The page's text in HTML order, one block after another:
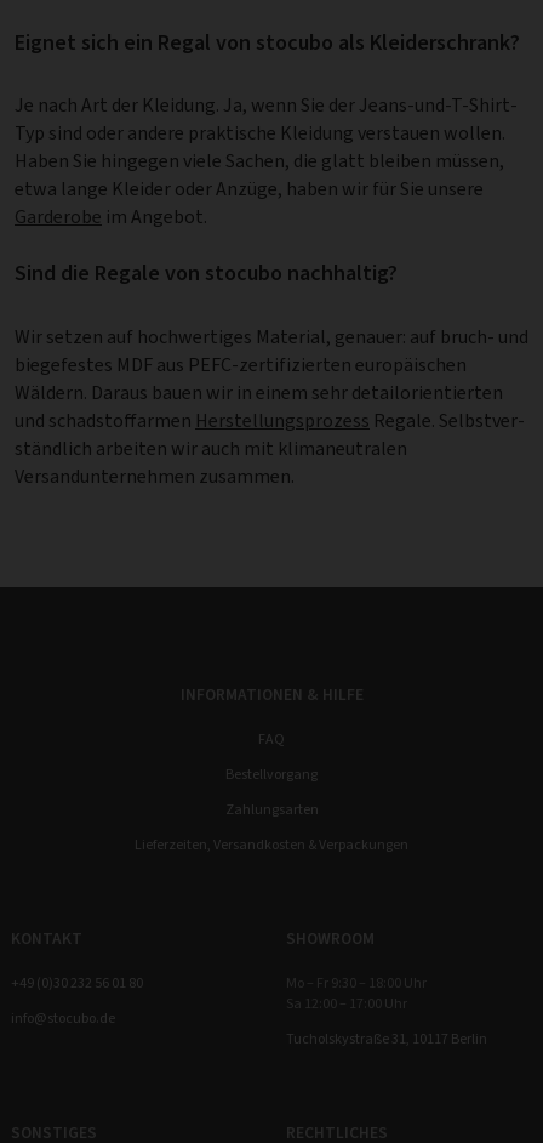
Eignet sich ein Regal von stocubo als Kleiderschrank?
Je nach Art der Kleidung. Ja, wenn Sie der Jeans-und-T-Shirt-
Typ sind oder andere praktische Kleidung verstauen wollen.
Haben Sie hingegen viele Sachen, die glatt bleiben müssen,
etwa lange Kleider oder Anzüge, haben wir für Sie unsere
Garderobe im Angebot.
Sind die Regale von stocubo nachhaltig?
Wir setzen auf hochwertiges Material, genauer: auf bruch- und
biegefestes MDF aus PEFC-zertifizierten europäischen
Wäldern. Daraus bauen wir in einem sehr detail­ori­en­tier­ten
und schadstoffarmen Herstellungsprozess Regale. Selbstver­
ständ­lich arbeiten wir auch mit klimaneutralen
Versandunternehmen zusammen.
INFORMATIONEN & HILFE
FAQ
Bestellvorgang
Zahlungsarten
Lieferzeiten, Versandkosten & Verpackungen
KONTAKT
+49 (0)30 232 56 01 80
info@stocubo.de
SHOWROOM
Mo – Fr 9:30 – 18:00 Uhr
Sa 12:00 – 17:00 Uhr
Tucholskystraße 31, 10117 Berlin
SONSTIGES RECHTLICHES